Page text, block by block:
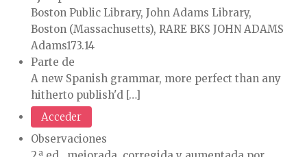
Boston Public Library, John Adams Library,
Boston (Massachusetts), RARE BKS JOHN ADAMS
Adams173.14
Parte de
A new Spanish grammar, more perfect than any
hitherto publish'd […]
Acceder
Observaciones